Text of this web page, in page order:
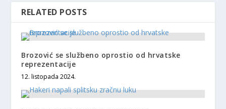
RELATED POSTS
Brozović se službeno oprostio od hrvatske
reprezentacije
12. listopada 2024.